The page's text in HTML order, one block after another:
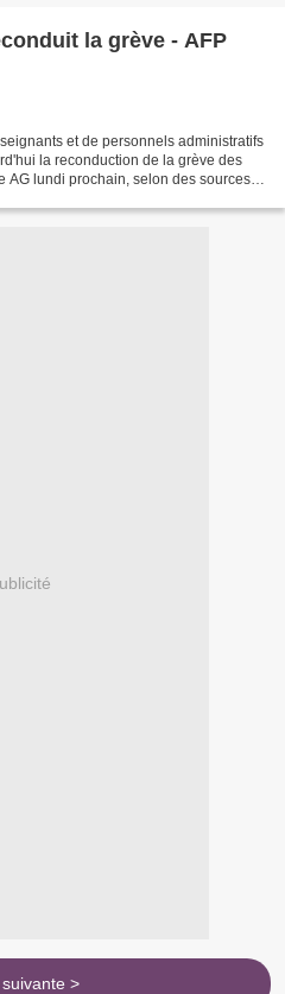
la grève - AFP
et de personnels administratifs
la reconduction de la grève des
AG lundi prochain, selon des sources
>